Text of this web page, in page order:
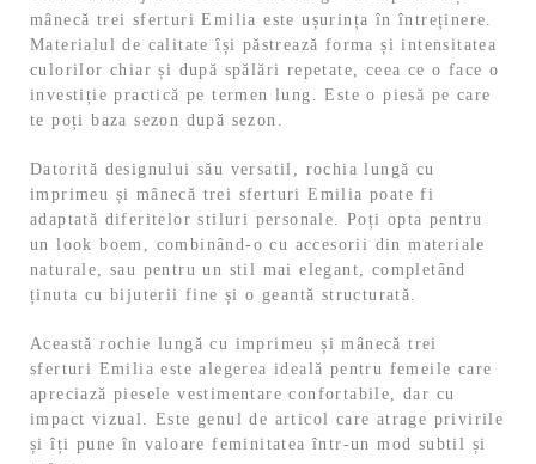
mânecă trei sferturi Emilia este ușurința în întreținere.
Materialul de calitate își păstrează forma și intensitatea
culorilor chiar și după spălări repetate, ceea ce o face o
investiție practică pe termen lung. Este o piesă pe care
te poți baza sezon după sezon.
Datorită designului său versatil, rochia lungă cu
imprimeu și mânecă trei sferturi Emilia poate fi
adaptată diferitelor stiluri personale. Poți opta pentru
un look boem, combinând-o cu accesorii din materiale
naturale, sau pentru un stil mai elegant, completând
ținuta cu bijuterii fine și o geantă structurată.
Această rochie lungă cu imprimeu și mânecă trei
sferturi Emilia este alegerea ideală pentru femeile care
apreciază piesele vestimentare confortabile, dar cu
impact vizual. Este genul de articol care atrage privirile
și îți pune în valoare feminitatea într-un mod subtil și